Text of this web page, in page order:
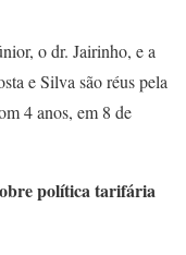
o dr. Jairinho, e a
e Silva são réus pela
4 anos, em 8 de
política tarifária